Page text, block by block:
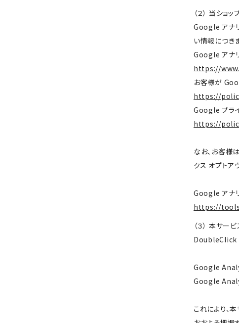
（２） 当シ
Google アナ
い情報につき
Google アナ
https://
お客様が
https://
Google プラ
https://
なお、お客様
クス オプトア
Google アナリ
https://
（３） 本サ
DoubleClick
Google
Google
これにより、